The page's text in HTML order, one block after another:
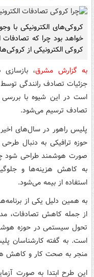
کروکی‌های الکترونیکی با
خواهد بود چرا که
کروکی الکترونیکی از
به گزارش مشرق،
جزئیات تصادف رانندگی
است در این شیوه با بررسی
تصادف ترسیم می‌شود.
پلیس راهور در سال‌های
حوزه ترافیکی به دنبال
صورت هوشمند طراحی شود
به کاهش هزینه‌ها و
استفاده از بیمه می‌شود.
به همین دلیل یکی از
از جمله کاهش تصادفات،
تحول سیستمی در حوزه
است. به گفته کارشناسان
منجر به صحت کار و کاهش
این طرح ابتدا به صورت